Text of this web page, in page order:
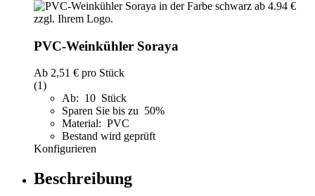
PVC-Weinkühler Soraya
Ab 2,51 € pro Stück
(1)
Ab: 10 Stück
Sparen Sie bis zu 50%
Material: PVC
Bestand wird geprüft
Konfigurieren
Beschreibung